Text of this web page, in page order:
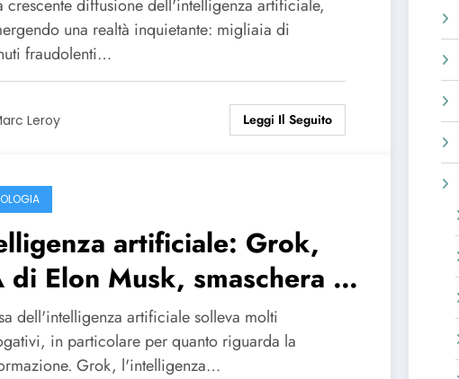
crescente diffusione dell'intelligenza artificiale,
una realtà inquietante: migliaia di
fraudolenti…
Leroy Leggi Il Seguito
artificiale: Grok,
di Elon Musk, smaschera la
dell'intelligenza artificiale solleva molti
in particolare per quanto riguarda la
Grok, l'intelligenza…